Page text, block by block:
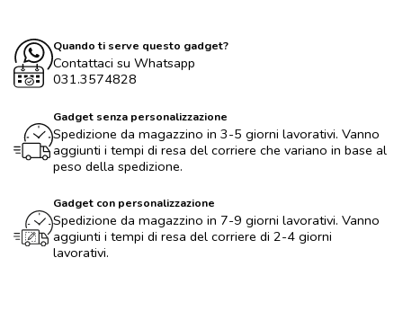
Quando ti serve questo gadget?
Contattaci su Whatsapp
031.3574828
Gadget senza personalizzazione
Spedizione da magazzino in 3-5 giorni lavorativi. Vanno
aggiunti i tempi di resa del corriere che variano in base al
peso della spedizione.
Gadget con personalizzazione
Spedizione da magazzino in 7-9 giorni lavorativi. Vanno
aggiunti i tempi di resa del corriere di 2-4 giorni
lavorativi.